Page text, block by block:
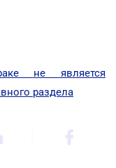
не является
раздела